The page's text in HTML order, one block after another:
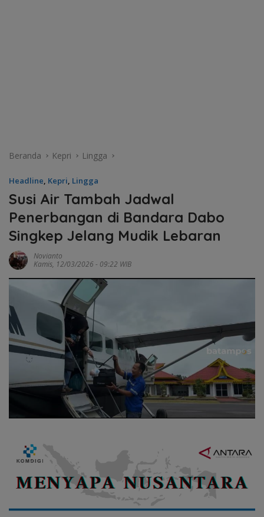
Beranda Kepri Lingga
Headline, Kepri, Lingga
Susi Air Tambah Jadwal
Penerbangan di Bandara Dabo
Singkep Jelang Mudik Lebaran
Novianto
Kamis, 12/03/2026 - 09:22 WIB